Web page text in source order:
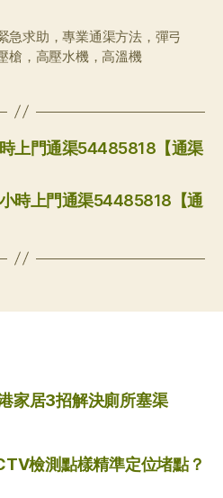
急求助，專業通渠方法，彈弓
槍，高壓水機，高溫機
上門通渠54485818【通渠
時上門通渠54485818【通
家居3招解決廁所塞渠
檢測點樣精準定位堵點？